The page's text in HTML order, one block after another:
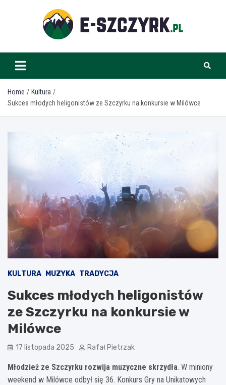
e-szczyrk.pl
Home
Kultura
Sukces młodych heligonistów ze Szczyrku na konkursie w Milówce
KULTURA MUZYKA TRADYCJA
Sukces młodych heligonistów
ze Szczyrku na konkursie w
Milówce
17 listopada 2025 Rafał Pietrzak
Młodzież ze Szczyrku rozwija muzyczne skrzydła. W miniony
weekend w Milówce odbył się 36. Konkurs Gry na Unikatowych